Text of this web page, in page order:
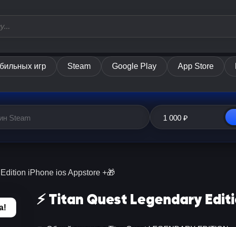
игр Steam Google Play App Store
iPhone ios Appstore +🎁
⚡ Titan Quest Legendary